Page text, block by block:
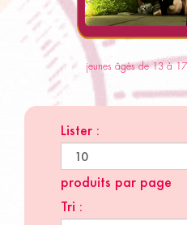
jeunes âgés de 13 à
Lister :
produits par page
Tri :